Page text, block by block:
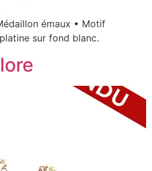
émaux • Motif
sur fond blanc.